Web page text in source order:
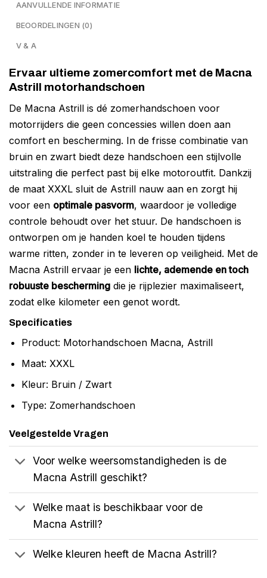
AANVULLENDE INFORMATIE
BEOORDELINGEN (0)
V & A
Ervaar ultieme zomercomfort met de Macna
Astrill motorhandschoen
De Macna Astrill is dé zomerhandschoen voor
motorrijders die geen concessies willen doen aan
comfort en bescherming. In de frisse combinatie van
bruin en zwart biedt deze handschoen een stijlvolle
uitstraling die perfect past bij elke motoroutfit. Dankzij
de maat XXXL sluit de Astrill nauw aan en zorgt hij
voor een optimale pasvorm, waardoor je volledige
controle behoudt over het stuur. De handschoen is
ontworpen om je handen koel te houden tijdens
warme ritten, zonder in te leveren op veiligheid. Met de
Macna Astrill ervaar je een lichte, ademende en toch
robuuste bescherming die je rijplezier maximaliseert,
zodat elke kilometer een genot wordt.
Specificaties
Product: Motorhandschoen Macna, Astrill
Maat: XXXL
Kleur: Bruin / Zwart
Type: Zomerhandschoen
Veelgestelde Vragen
Voor welke weersomstandigheden is de
Macna Astrill geschikt?
Welke maat is beschikbaar voor de
Macna Astrill?
Welke kleuren heeft de Macna Astrill?